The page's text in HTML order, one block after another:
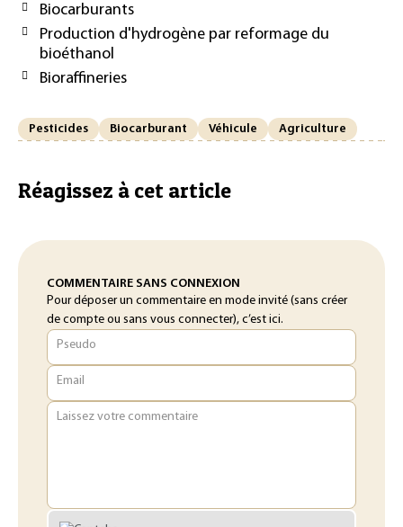
Biocarburants
Production d'hydrogène par reformage du
bioéthanol
Bioraffineries
Pesticides Biocarburant Véhicule Agriculture
Réagissez à cet article
COMMENTAIRE SANS CONNEXION
Pour déposer un commentaire en mode invité (sans créer
de compte ou sans vous connecter), c’est ici.
Pseudo
Email
Laissez votre commentaire